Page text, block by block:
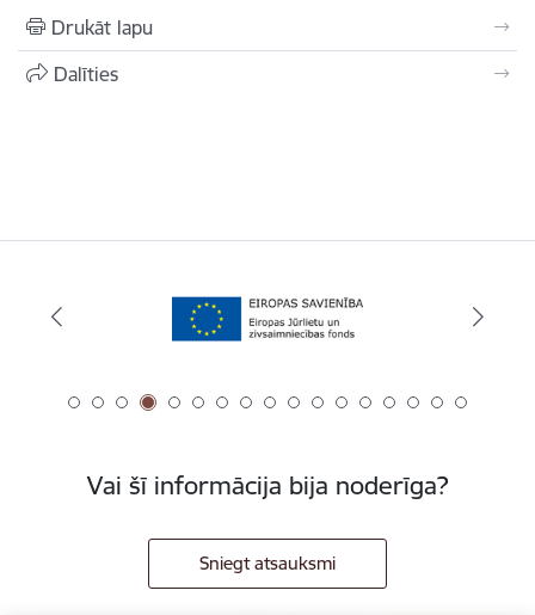
Drukāt lapu
Dalīties
Vai šī informācija bija noderīga?
Sniegt atsauksmi